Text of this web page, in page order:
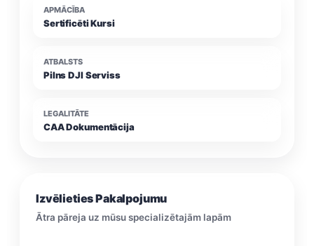
APMĀCĪBA
Sertificēti Kursi
ATBALSTS
Pilns DJI Serviss
LEGALITĀTE
CAA Dokumentācija
Izvēlieties Pakalpojumu
Ātra pāreja uz mūsu specializētajām lapām